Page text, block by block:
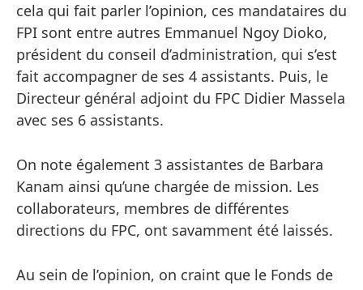
cela qui fait parler l’opinion, ces mandataires du
FPI sont entre autres Emmanuel Ngoy Dioko,
président du conseil d’administration, qui s’est
fait accompagner de ses 4 assistants. Puis, le
Directeur général adjoint du FPC Didier Massela
avec ses 6 assistants.
On note également 3 assistantes de Barbara
Kanam ainsi qu’une chargée de mission. Les
collaborateurs, membres de différentes
directions du FPC, ont savamment été laissés.
Au sein de l’opinion, on craint que le Fonds de